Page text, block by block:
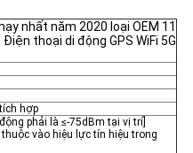
nhất năm 2020 loại OEM 11
thoại di động GPS WiFi 5G
hợp
phải là ≤-75dBm tại vị trí]
vào hiệu lực tín hiệu trong